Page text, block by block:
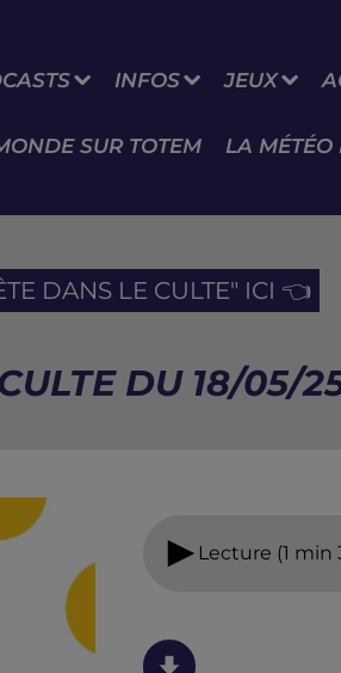
INFOS JEUX
SUR TOTEM LA MÉTÉO
DANS LE CULTE" ICI 👈
DU 18/05/
Lecture (1 min